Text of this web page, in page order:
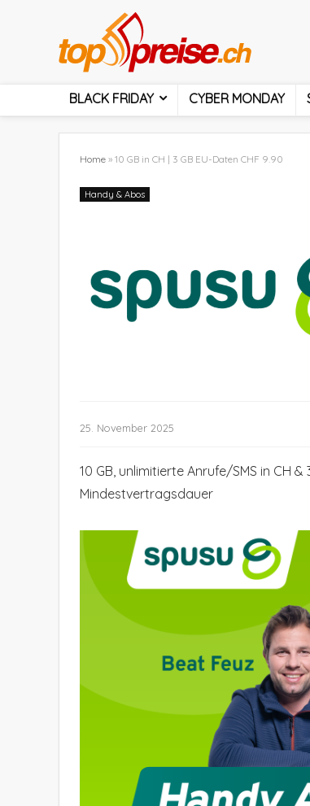
BLACK FRIDAY CYBER MONDAY
Home » 10 GB in CH | 3 GB EU-Daten CHF 9.90
Handy & Abos
25. November 2025
10 GB, unlimitierte Anrufe/SMS in CH
Mindestvertragsdauer